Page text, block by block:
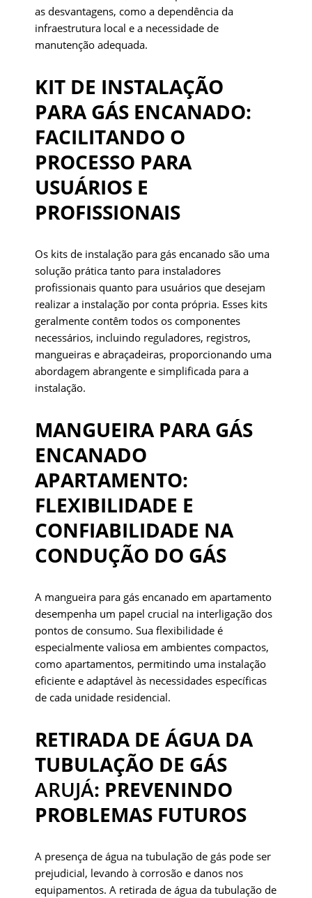
as desvantagens, como a dependência da
infraestrutura local e a necessidade de
manutenção adequada.
KIT DE INSTALAÇÃO
PARA GÁS ENCANADO:
FACILITANDO O
PROCESSO PARA
USUÁRIOS E
PROFISSIONAIS
Os kits de instalação para gás encanado são uma
solução prática tanto para instaladores
profissionais quanto para usuários que desejam
realizar a instalação por conta própria. Esses kits
geralmente contêm todos os componentes
necessários, incluindo reguladores, registros,
mangueiras e abraçadeiras, proporcionando uma
abordagem abrangente e simplificada para a
instalação.
MANGUEIRA PARA GÁS
ENCANADO
APARTAMENTO:
FLEXIBILIDADE E
CONFIABILIDADE NA
CONDUÇÃO DO GÁS
A mangueira para gás encanado em apartamento
desempenha um papel crucial na interligação dos
pontos de consumo. Sua flexibilidade é
especialmente valiosa em ambientes compactos,
como apartamentos, permitindo uma instalação
eficiente e adaptável às necessidades específicas
de cada unidade residencial.
RETIRADA DE ÁGUA DA
TUBULAÇÃO DE GÁS
ARUJÁ: PREVENINDO
PROBLEMAS FUTUROS
A presença de água na tubulação de gás pode ser
prejudicial, levando à corrosão e danos nos
equipamentos. A retirada de água da tubulação de